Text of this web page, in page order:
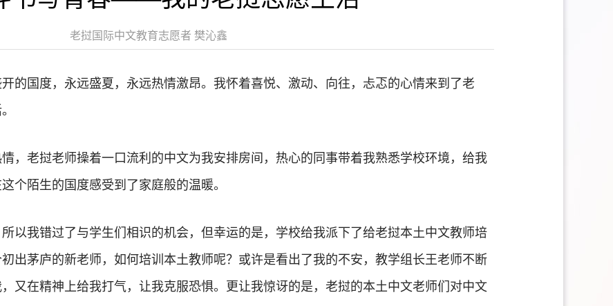
老挝国际中文教育志愿者 樊沁鑫
的国度，永远盛夏，永远热情激昂。我怀着喜悦、激动、向往，忐忑的心情来到了老
，老挝老师操着一口流利的中文为我安排房间，热心的同事带着我熟悉学校环境，给我
个陌生的国度感受到了家庭般的温暖。
以我错过了与学生们相识的机会，但幸运的是，学校给我派下了给老挝本土中文教师培
出茅庐的新老师，如何培训本土教师呢？或许是看出了我的不安，教学组长王老师不断
又在精神上给我打气，让我克服恐惧。更让我惊讶的是，老挝的本土中文老师们对中文